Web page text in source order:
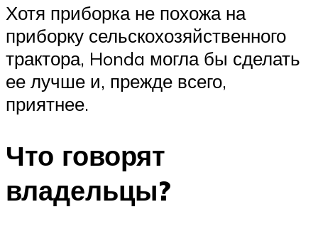
Хотя приборка не похожа на
приборку сельскохозяйственного
трактора, Honda могла бы сделать
ее лучше и, прежде всего,
приятнее.
Что говорят
владельцы?